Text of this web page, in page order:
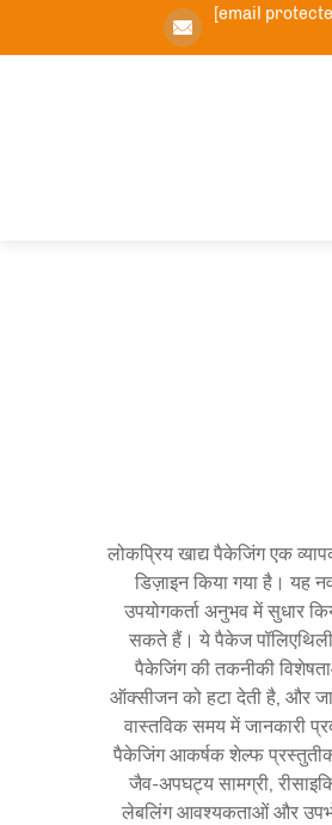
[email
लोकप्रिय खाद्य पैकेजिंग एक
डिज़ाइन किया गया है। यह
उपयोगकर्ता अनुभव में सुधार
सकते हैं। ये पैकेज
पैकेजिंग की तकनीकी
ऑक्सीजन को हटा देती है, और
वास्तविक समय में जानकारी
पैकेजिंग आकर्षक शेल्फ
जैव-अपघट्य सामग्री,
लेबलिंग आवश्यकताओं और